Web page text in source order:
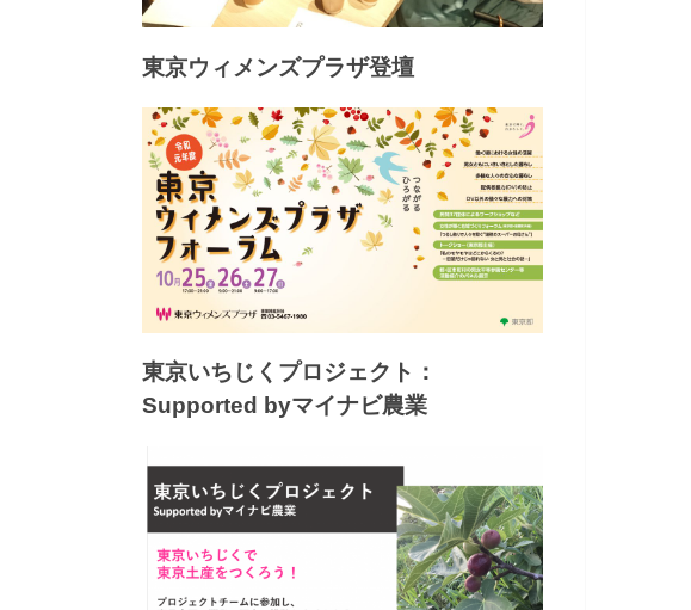
東京ウィメンズプラザ登壇
東京いちじくプロジェクト：
Supported byマイナビ農業